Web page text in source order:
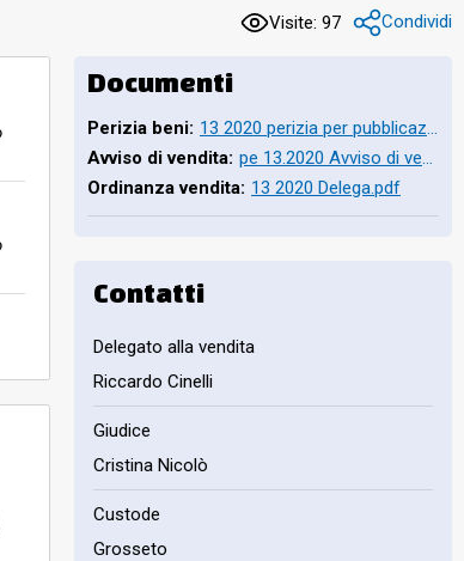
Visite: 97 Condividi
Documenti
Perizia beni:
Avviso di vendita:
Ordinanza vendita: 13 2020 Delega.pdf
Contatti
Delegato alla vendita
Riccardo Cinelli
Giudice
Cristina Nicolò
Custode
Grosseto